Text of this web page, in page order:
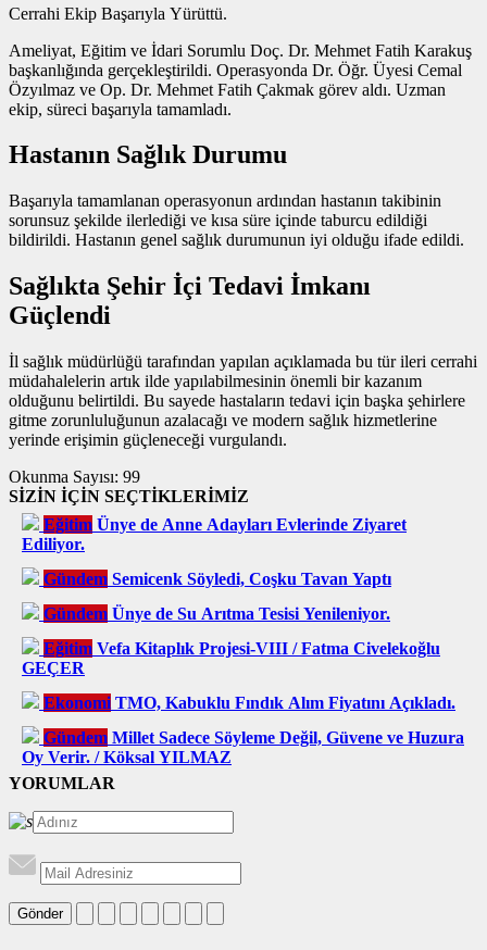
Cerrahi Ekip Başarıyla Yürüttü.
Ameliyat, Eğitim ve İdari Sorumlu Doç. Dr. Mehmet Fatih Karakuş
başkanlığında gerçekleştirildi. Operasyonda Dr. Öğr. Üyesi Cemal
Özyılmaz ve Op. Dr. Mehmet Fatih Çakmak görev aldı. Uzman
ekip, süreci başarıyla tamamladı.
Hastanın Sağlık Durumu
Başarıyla tamamlanan operasyonun ardından hastanın takibinin
sorunsuz şekilde ilerlediği ve kısa süre içinde taburcu edildiği
bildirildi. Hastanın genel sağlık durumunun iyi olduğu ifade edildi.
Sağlıkta Şehir İçi Tedavi İmkanı
Güçlendi
İl sağlık müdürlüğü tarafından yapılan açıklamada bu tür ileri cerrahi
müdahalelerin artık ilde yapılabilmesinin önemli bir kazanım
olduğunu belirtildi. Bu sayede hastaların tedavi için başka şehirlere
gitme zorunluluğunun azalacağı ve modern sağlık hizmetlerine
yerinde erişimin güçleneceği vurgulandı.
Okunma Sayısı: 99
SİZİN İÇİN SEÇTİKLERİMİZ
Eğitim Ünye de Anne Adayları Evlerinde Ziyaret
Ediliyor.
Gündem Semicenk Söyledi, Coşku Tavan Yaptı
Gündem Ünye de Su Arıtma Tesisi Yenileniyor.
Eğitim Vefa Kitaplık Projesi-VIII / Fatma Civelekoğlu
GEÇER
Ekonomi TMO, Kabuklu Fındık Alım Fiyatını Açıkladı.
Gündem Millet Sadece Söyleme Değil, Güvene ve Huzura
Oy Verir. / Köksal YILMAZ
YORUMLAR
Gönder